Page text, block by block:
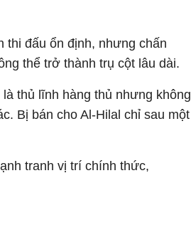
thi đấu ổn định, nhưng chấn
thể trở thành trụ cột lâu dài.​
thủ lĩnh hàng thủ nhưng không
Bị bán cho Al-Hilal chỉ sau một
tranh vị trí chính thức,